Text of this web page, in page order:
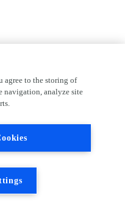
agree to the storing of
navigation, analyze site